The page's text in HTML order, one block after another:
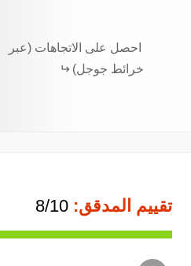
احصل على الاتجاهات (عبر
خرائط جوجل)
تقييم المدقق: